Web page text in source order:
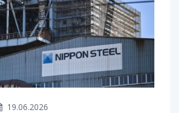
19.06.2026